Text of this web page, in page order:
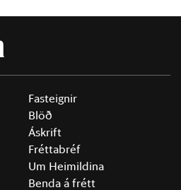
Fasteignir
Blöð
Áskrift
Fréttabréf
Um Heimildina
Benda á frétt